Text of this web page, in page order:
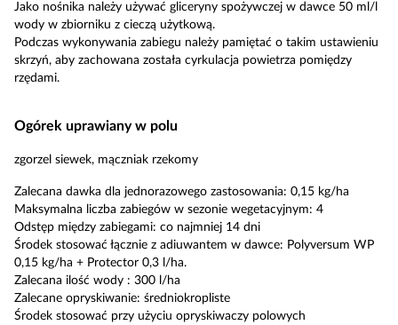
Jako nośnika należy używać gliceryny spożywczej w dawce 50 ml/l
wody w zbiorniku z cieczą użytkową.
Podczas wykonywania zabiegu należy pamiętać o takim ustawieniu
skrzyń, aby zachowana została cyrkulacja powietrza pomiędzy
rzędami.
Ogórek uprawiany w polu
zgorzel siewek, mączniak rzekomy
Zalecana dawka dla jednorazowego zastosowania: 0,15 kg/ha
Maksymalna liczba zabiegów w sezonie wegetacyjnym: 4
Odstęp między zabiegami: co najmniej 14 dni
Środek stosować łącznie z adiuwantem w dawce: Polyversum WP
0,15 kg/ha + Protector 0,3 l/ha.
Zalecana ilość wody : 300 l/ha
Zalecane opryskiwanie: średniokropliste
Środek stosować przy użyciu opryskiwaczy polowych